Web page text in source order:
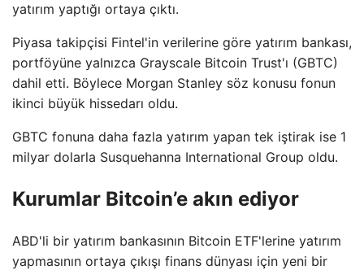
yatırım yaptığı ortaya çıktı.
Piyasa takipçisi Fintel'in verilerine göre yatırım bankası,
portföyüne yalnızca Grayscale Bitcoin Trust'ı (GBTC)
dahil etti. Böylece Morgan Stanley söz konusu fonun
ikinci büyük hissedarı oldu.
GBTC fonuna daha fazla yatırım yapan tek iştirak ise 1
milyar dolarla Susquehanna International Group oldu.
Kurumlar Bitcoin’e akın ediyor
ABD'li bir yatırım bankasının Bitcoin ETF'lerine yatırım
yapmasının ortaya çıkışı finans dünyası için yeni bir